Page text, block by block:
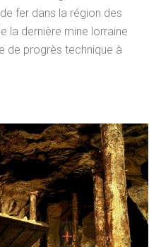
fer dans la région des
la dernière mine lorraine
de progrès technique à